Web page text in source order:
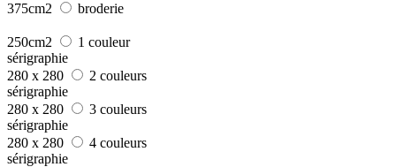
375cm2 broderie
250cm2
1 couleur
sérigraphie
280 x 280
2 couleurs
sérigraphie
280 x 280
3 couleurs
sérigraphie
280 x 280
4 couleurs
sérigraphie